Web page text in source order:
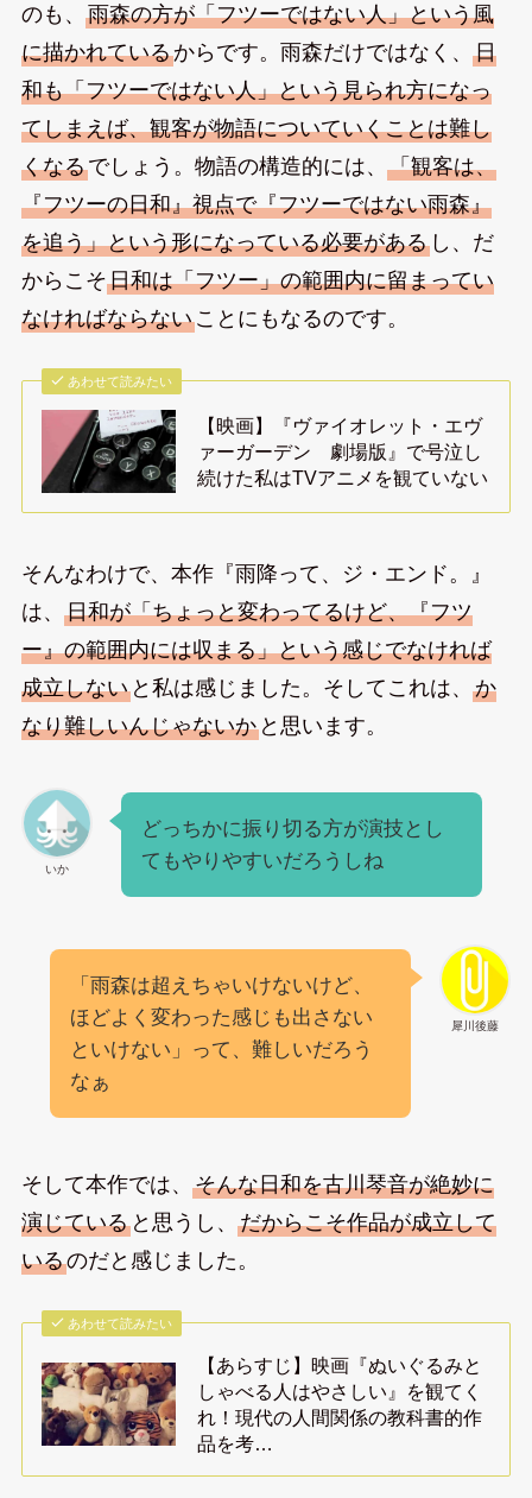
のも、 雨森の方が「フツーではない人」という風
に描かれているからです。雨森だけではなく、 日
和も「フツーではない人」という見られ方になっ
てしまえば、観客が物語についていくことは難し
くなるでしょう。物語の構造的には、 「観客は、
『フツーの日和』視点で『フツーではない雨森』
を追う」という形になっている必要があるし、だ
からこそ日和は「フツー」の範囲内に留まってい
なければならないことにもなるのです。
あわせて読みたい
【映画】『ヴァイオレット・エヴ
ァーガーデン 劇場版』で号泣し
続けた私はTVアニメを観ていない
そんなわけで、本作『雨降って、ジ・エンド。』
は、 日和が「ちょっと変わってるけど、『フツ
ー』の範囲内には収まる」という感じでなければ
成立しないと私は感じました。そしてこれは、 か
なり難しいんじゃないかと思います。
いか
どっちかに振り切る方が演技とし
てもやりやすいだろうしね
犀川後藤
「雨森は超えちゃいけないけど、
ほどよく変わった感じも出さない
といけない」って、難しいだろう
なぁ
そして本作では、 そんな日和を古川琴音が絶妙に
演じていると思うし、 だからこそ作品が成立して
いるのだと感じました。
あわせて読みたい
【あらすじ】映画『ぬいぐるみと
しゃべる人はやさしい』を観てく
れ！現代の人間関係の教科書的作
品を考…